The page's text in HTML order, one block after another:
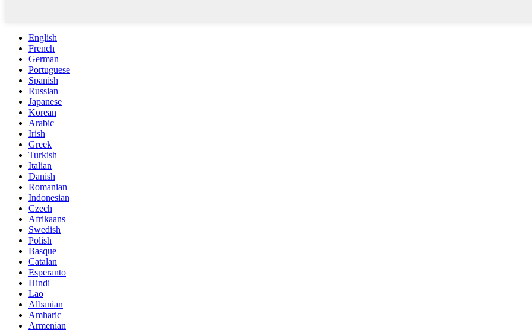
English
French
German
Portuguese
Spanish
Russian
Japanese
Korean
Arabic
Irish
Greek
Turkish
Italian
Danish
Romanian
Indonesian
Czech
Afrikaans
Swedish
Polish
Basque
Catalan
Esperanto
Hindi
Lao
Albanian
Amharic
Armenian